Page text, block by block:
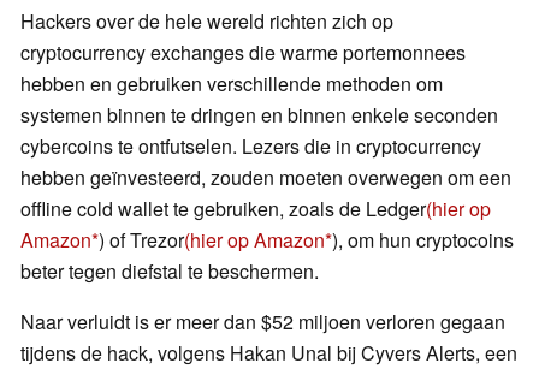
Hackers over de hele wereld richten zich op
cryptocurrency exchanges die warme portemonnees
hebben en gebruiken verschillende methoden om
systemen binnen te dringen en binnen enkele seconden
cybercoins te ontfutselen. Lezers die in cryptocurrency
hebben geïnvesteerd, zouden moeten overwegen om een
offline cold wallet te gebruiken, zoals de Ledger(hier op
Amazon ) of Trezor(hier op Amazon ), om hun cryptocoins
beter tegen diefstal te beschermen.
Naar verluidt is er meer dan $52 miljoen verloren gegaan
tijdens de hack, volgens Hakan Unal bij Cyvers Alerts, een